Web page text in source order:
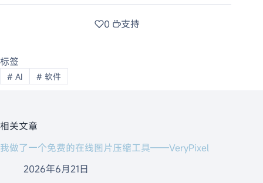
0 支持
标签
# AI # 软件
相关文章
我做了一个免费的在线图片压缩工具——VeryPixel
2026年6月21日